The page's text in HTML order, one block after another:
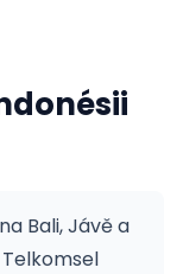
Bali, Jávě a